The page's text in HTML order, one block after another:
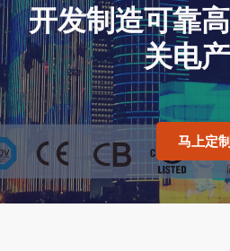
开发制造可靠
关电
马上定制